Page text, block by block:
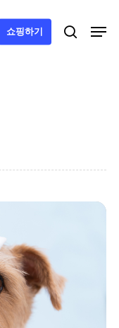
쇼핑하기 search